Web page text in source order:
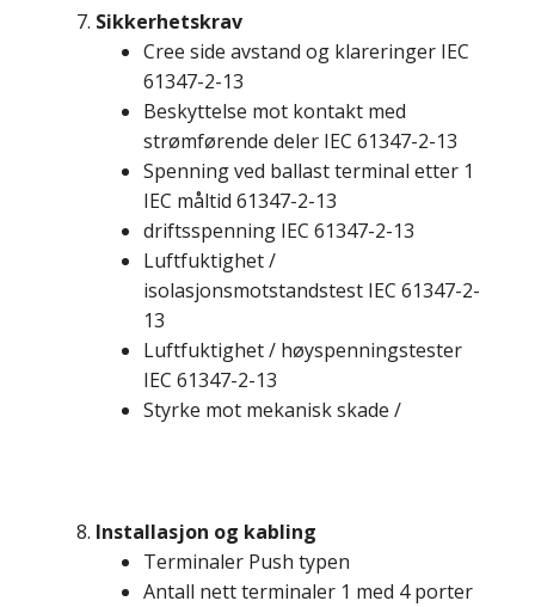
Sikkerhetskrav
Cree side avstand og klareringer IEC
61347-2-13
Beskyttelse mot kontakt med
strømførende deler IEC 61347-2-13
Spenning ved ballast terminal etter 1
IEC måltid 61347-2-13
driftsspenning IEC 61347-2-13
Luftfuktighet /
isolasjonsmotstandstest IEC 61347-2-
13
Luftfuktighet / høyspenningstester
IEC 61347-2-13
Styrke mot mekanisk skade /
Installasjon og kabling
Terminaler Push typen
Antall nett terminaler 1 med 4 porter